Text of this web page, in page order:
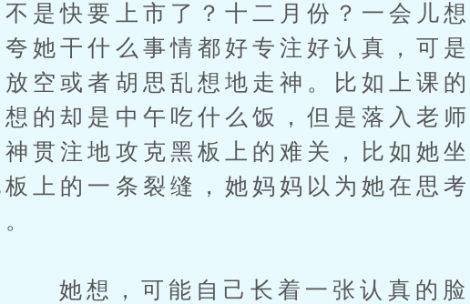
不是快要上市了？十二月份？一会儿
夸她干什么事情都好专注好认真，可
放空或者胡思乱想地走神。比如上课
想的却是中午吃什么饭，但是落入老
神贯注地攻克黑板上的难关，比如她
板上的一条裂缝，她妈妈以为她在思
想，可能自己长着一张认真的脸